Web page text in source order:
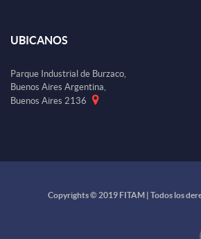
UBICANOS
Parque Industrial de Burzaco,
Buenos Aires Argentina,
Buenos Aires 2136
Copyrights © 2019 FITAM | Todos los